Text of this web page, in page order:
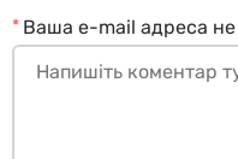
Ваша e-mail адреса
*